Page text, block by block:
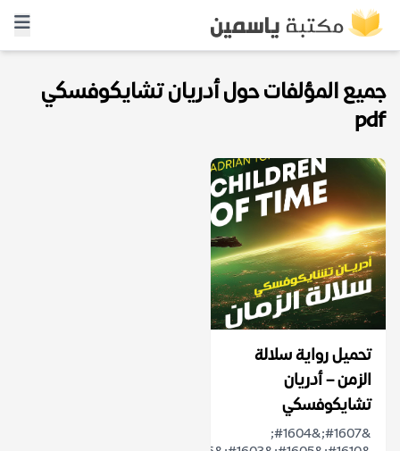
جميع المؤلفات حول أدريان تشايكوفسكي
pdf
تحميل رواية سلالة
الزمن – أدريان
تشايكوفسكي
&#1607;&#1604;